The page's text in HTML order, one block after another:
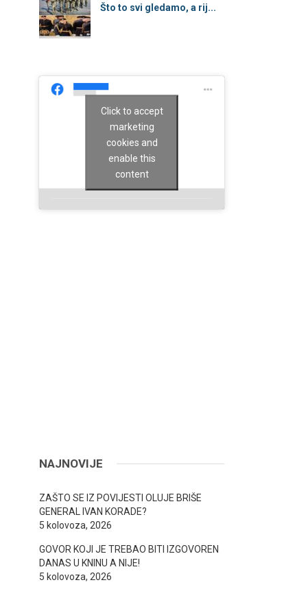
Što to svi gledamo, a rij...
Click to accept
marketing
cookies and
enable this
content
NAJNOVIJE
ZAŠTO SE IZ POVIJESTI OLUJE BRIŠE
GENERAL IVAN KORADE?
5 kolovoza, 2026
GOVOR KOJI JE TREBAO BITI IZGOVOREN
DANAS U KNINU A NIJE!
5 kolovoza, 2026